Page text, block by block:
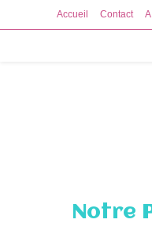
to
Accueil Contact
Notre